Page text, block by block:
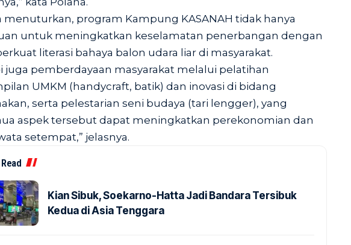
menuturkan, program Kampung KASANAH tidak hanya
untuk meningkatkan keselamatan penerbangan dengan
literasi bahaya balon udara liar di masyarakat.
juga pemberdayaan masyarakat melalui pelatihan
UMKM (handycraft, batik) dan inovasi di bidang
serta pelestarian seni budaya (tari lengger), yang
aspek tersebut dapat meningkatkan perekonomian dan
setempat,” jelasnya.
Kian Sibuk, Soekarno-Hatta Jadi Bandara Tersibuk
Kedua di Asia Tenggara